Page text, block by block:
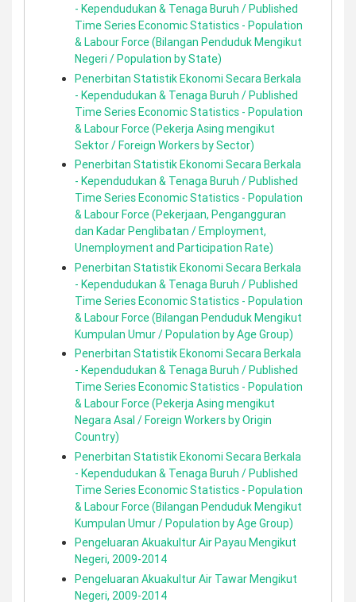
- Kependudukan & Tenaga Buruh / Published
Time Series Economic Statistics - Population
& Labour Force (Bilangan Penduduk Mengikut
Negeri / Population by State)
Penerbitan Statistik Ekonomi Secara Berkala
- Kependudukan & Tenaga Buruh / Published
Time Series Economic Statistics - Population
& Labour Force (Pekerja Asing mengikut
Sektor / Foreign Workers by Sector)
Penerbitan Statistik Ekonomi Secara Berkala
- Kependudukan & Tenaga Buruh / Published
Time Series Economic Statistics - Population
& Labour Force (Pekerjaan, Pengangguran
dan Kadar Penglibatan / Employment,
Unemployment and Participation Rate)
Penerbitan Statistik Ekonomi Secara Berkala
- Kependudukan & Tenaga Buruh / Published
Time Series Economic Statistics - Population
& Labour Force (Bilangan Penduduk Mengikut
Kumpulan Umur / Population by Age Group)
Penerbitan Statistik Ekonomi Secara Berkala
- Kependudukan & Tenaga Buruh / Published
Time Series Economic Statistics - Population
& Labour Force (Pekerja Asing mengikut
Negara Asal / Foreign Workers by Origin
Country)
Penerbitan Statistik Ekonomi Secara Berkala
- Kependudukan & Tenaga Buruh / Published
Time Series Economic Statistics - Population
& Labour Force (Bilangan Penduduk Mengikut
Kumpulan Umur / Population by Age Group)
Pengeluaran Akuakultur Air Payau Mengikut
Negeri, 2009-2014
Pengeluaran Akuakultur Air Tawar Mengikut
Negeri, 2009-2014